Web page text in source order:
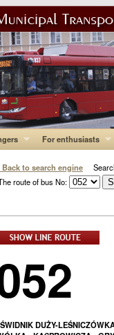
For enthusiasts
Back to search engine
route of bus No:
ŚWIDNIK DUŻY-